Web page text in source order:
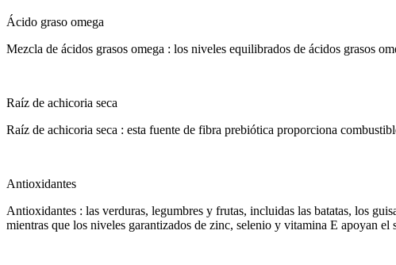
Ácido graso omega
Mezcla de ácidos grasos omega : los niveles equilibrados de ácidos grasos
Raíz de achicoria seca
Raíz de achicoria seca : esta fuente de fibra prebiótica proporciona
Antioxidantes
Antioxidantes : las verduras, legumbres y frutas, incluidas las batatas, los
mientras que los niveles garantizados de zinc, selenio y vitamina E apoyan el